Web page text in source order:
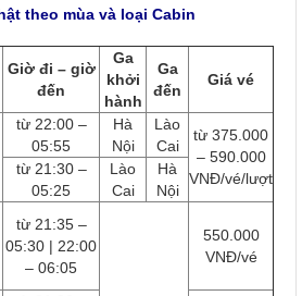
theo mùa và loại Cabin
Giờ đi – giờ
đến
Ga
khởi
hành
Ga
đến
Giá vé
từ 22:00 –
05:55
Hà
Nội
Lào
Cai
từ 375.000
– 590.000
VNĐ/vé/lượt
từ 21:30 –
05:25
Lào
Cai
Hà
Nội
từ 21:35 –
05:30 | 22:00
– 06:05
550.000
VNĐ/vé